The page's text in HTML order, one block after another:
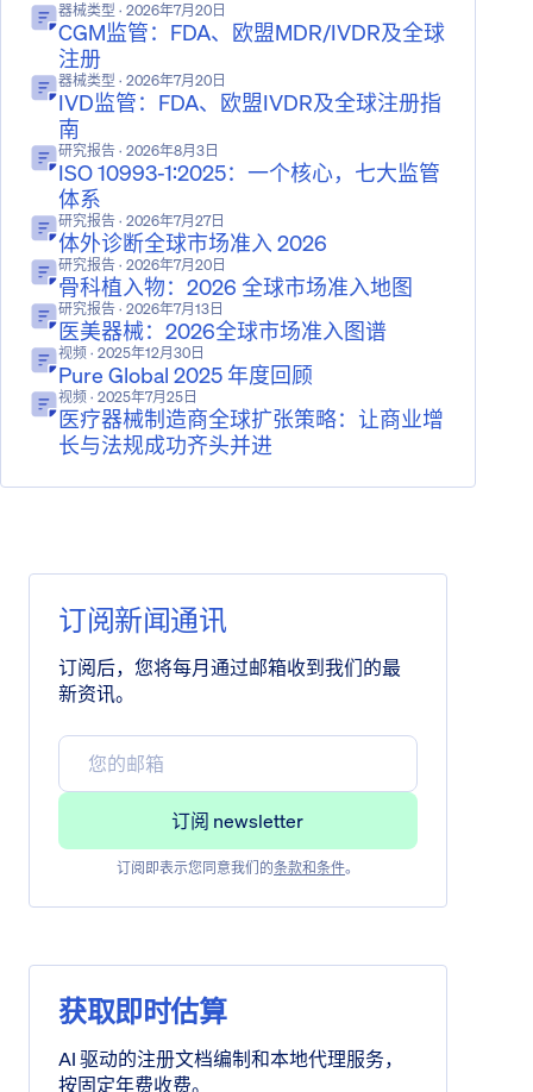
器械类型 · 2026年7月20日
CGM监管：FDA、欧盟MDR/IVDR及全球
注册
器械类型 · 2026年7月20日
IVD监管：FDA、欧盟IVDR及全球注册指
南
研究报告 · 2026年8月3日
ISO 10993-1:2025：一个核心，七大监管
体系
研究报告 · 2026年7月27日
体外诊断全球市场准入 2026
研究报告 · 2026年7月20日
骨科植入物：2026 全球市场准入地图
研究报告 · 2026年7月13日
医美器械：2026全球市场准入图谱
视频 · 2025年12月30日
Pure Global 2025 年度回顾
视频 · 2025年7月25日
医疗器械制造商全球扩张策略：让商业增
长与法规成功齐头并进
订阅新闻通讯
订阅后，您将每月通过邮箱收到我们的最
新资讯。
订阅即表示您同意我们的条款和条件。
获取即时估算
AI 驱动的注册文档编制和本地代理服务，
按固定年费收费。